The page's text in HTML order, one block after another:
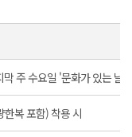
주 수요일 '문화가 있는 날'
한복 포함) 착용 시